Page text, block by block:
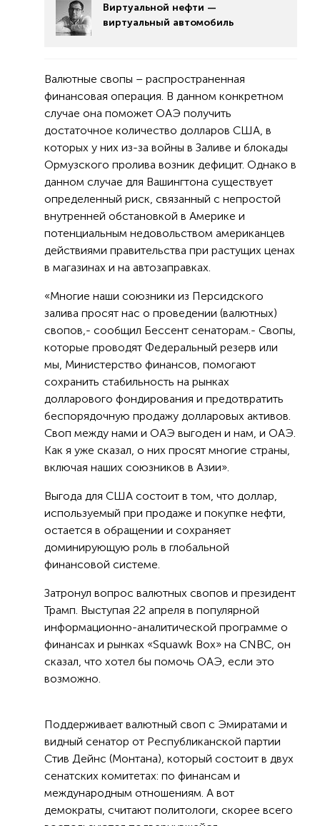
Виртуальной нефти —
виртуальный автомобиль
Валютные свопы – распространенная
финансовая операция. В данном конкретном
случае она поможет ОАЭ получить
достаточное количество долларов США, в
которых у них из-за войны в Заливе и блокады
Ормузского пролива возник дефицит. Однако в
данном случае для Вашингтона существует
определенный риск, связанный с непростой
внутренней обстановкой в Америке и
потенциальным недовольством американцев
действиями правительства при растущих ценах
в магазинах и на автозаправках.
«Многие наши союзники из Персидского
залива просят нас о проведении (валютных)
свопов,- сообщил Бессент сенаторам.- Свопы,
которые проводят Федеральный резерв или
мы, Министерство финансов, помогают
сохранить стабильность на рынках
долларового фондирования и предотвратить
беспорядочную продажу долларовых активов.
Своп между нами и ОАЭ выгоден и нам, и ОАЭ.
Как я уже сказал, о них просят многие страны,
включая наших союзников в Азии».
Выгода для США состоит в том, что доллар,
используемый при продаже и покупке нефти,
остается в обращении и сохраняет
доминирующую роль в глобальной
финансовой системе.
Затронул вопрос валютных свопов и президент
Трамп. Выступая 22 апреля в популярной
информационно-аналитической программе о
финансах и рынках «Squawk Box» на CNBC, он
сказал, что хотел бы помочь ОАЭ, если это
возможно.
Поддерживает валютный своп с Эмиратами и
видный сенатор от Республиканской партии
Стив Дейнс (Монтана), который состоит в двух
сенатских комитетах: по финансам и
международным отношениям. А вот
демократы, считают политологи, скорее всего